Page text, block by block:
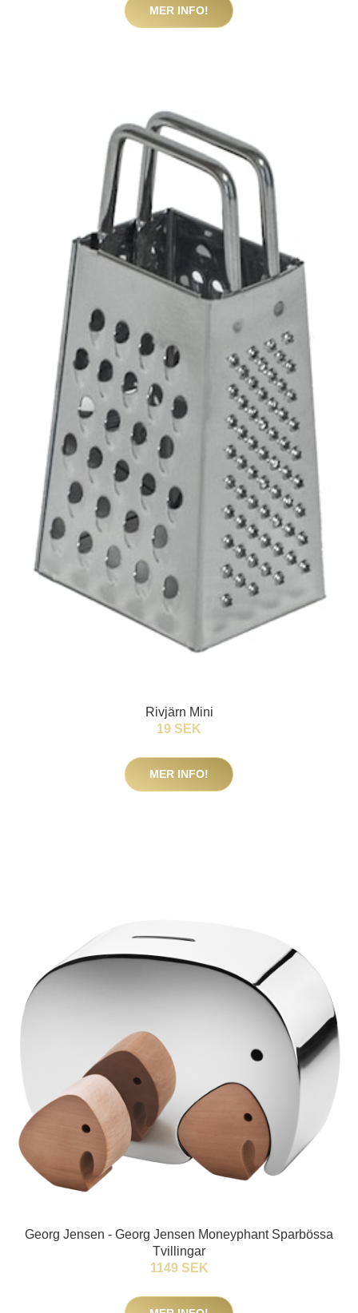
MER INFO!
Rivjärn Mini
19 SEK
MER INFO!
Georg Jensen - Georg Jensen Moneyphant Sparbössa
Tvillingar
1149 SEK